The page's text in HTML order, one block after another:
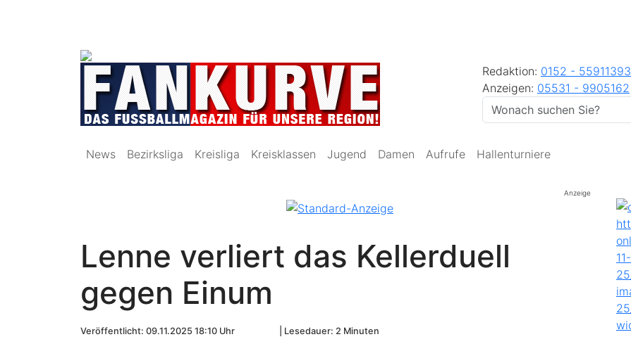
Redaktion: 0152 - 55911393
Anzeigen: 05531 - 9905162
News Bezirksliga Kreisliga Kreisklassen Jugend Damen Aufrufe Hallenturniere
Anzeige
Lenne verliert das Kellerduell
gegen Einum
Veröffentlicht: 09.11.2025 18:10 Uhr Lesedauer: 2 Minuten